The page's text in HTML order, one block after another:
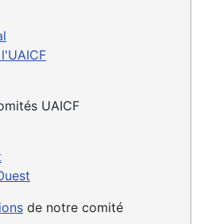
UAICF
de notre comité